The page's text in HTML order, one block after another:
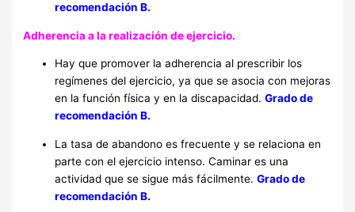
recomendación B.
Adherencia a la realización de ejercicio.
Hay que promover la adherencia al prescribir los
regímenes del ejercicio, ya que se asocia con mejoras
en la función física y en la discapacidad.Grado de
recomendación B.
La tasa de abandono es frecuente y se relaciona en
parte con el ejercicio intenso. Caminar es una
actividad que se sigue más fácilmente.Grado de
recomendación B.